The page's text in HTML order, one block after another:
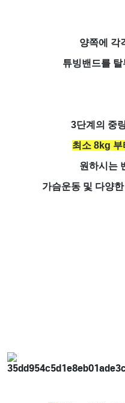
양쪽에 각
튜빙밴드를
3단계의 중
최소 8kg 부
원하시는
가슴운동 및 다양